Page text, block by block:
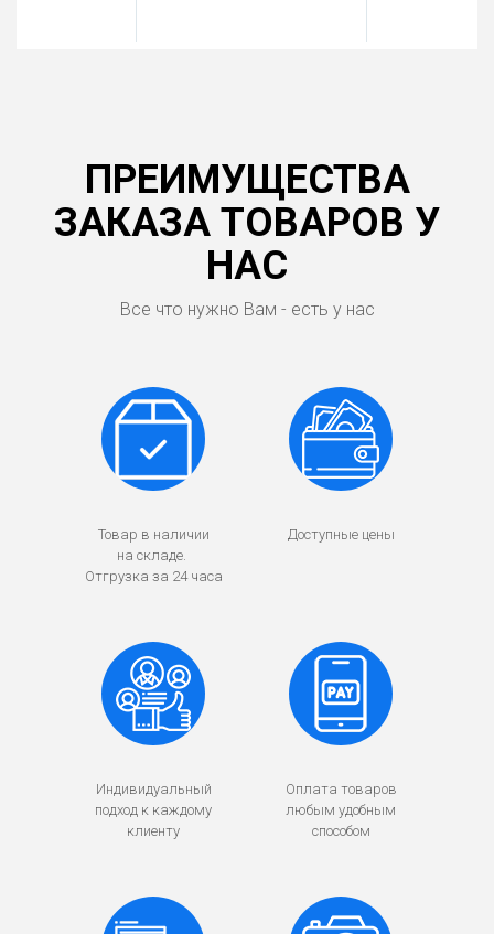
ПРЕИМУЩЕСТВА
ЗАКАЗА ТОВАРОВ У
НАС
Все что нужно Вам - есть у нас
Товар в наличии
на складе.
Отгрузка за 24 часа
Доступные цены
Индивидуальный
подход к каждому
клиенту
Оплата товаров
любым удобным
способом